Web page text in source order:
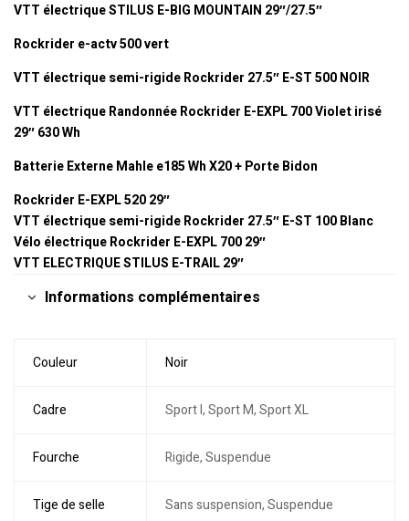
VTT électrique STILUS E-BIG MOUNTAIN 29″/27.5″
Rockrider e-actv 500 vert
VTT électrique semi-rigide Rockrider 27.5″ E-ST 500 NOIR
VTT électrique Randonnée Rockrider E-EXPL 700 Violet irisé
29″ 630 Wh
Batterie Externe Mahle e185 Wh X20 + Porte Bidon
Rockrider E-EXPL 520 29″
VTT électrique semi-rigide Rockrider 27.5″ E-ST 100 Blanc
Vélo électrique Rockrider E-EXPL 700 29″
VTT ELECTRIQUE STILUS E-TRAIL 29″
Informations complémentaires
Couleur Noir
Cadre Sport l, Sport M, Sport XL
Fourche Rigide, Suspendue
Tige de selle Sans suspension, Suspendue